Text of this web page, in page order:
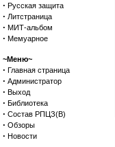
· Русская защита
· Литстраница
· МИТ-альбом
· Мемуарное
~Меню~
· Главная страница
· Администратор
· Выход
· Библиотека
· Состав РПЦЗ(В)
· Обзоры
· Новости